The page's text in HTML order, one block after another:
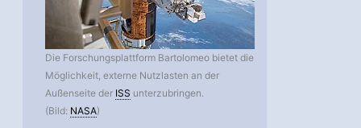
Die Forschungsplattform Bartolomeo bietet die
Möglichkeit, externe Nutzlasten an der
Außenseite der ISS unterzubringen.
(Bild: NASA)